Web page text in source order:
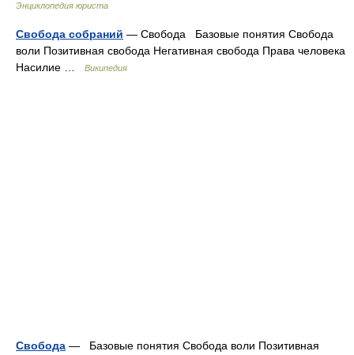
Энциклопедия юриста
Свобода собраний — Свобода Базовые понятия Свобода
воли Позитивная свобода Негативная свобода Права человека
Насилие …
Википедия
Свобода — Базовые понятия Свобода воли Позитивная